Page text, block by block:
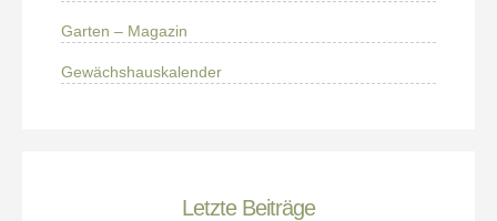
Garten – Magazin
Gewächshauskalender
Letzte Beiträge